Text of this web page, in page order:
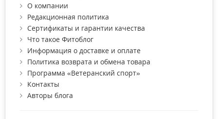
О компании
Редакционная политика
Сертификаты и гарантии качества
Что такое Фитоблог
Информация о доставке и оплате
Политика возврата и обмена товара
Программа «Ветеранский спорт»
Контакты
Авторы блога